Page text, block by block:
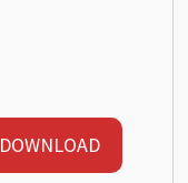
DOWNLOAD